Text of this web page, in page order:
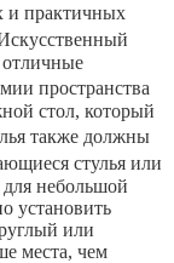
и практичных
пространства
стол, который
также должны
стулья или
небольшой
установить
или
места, чем